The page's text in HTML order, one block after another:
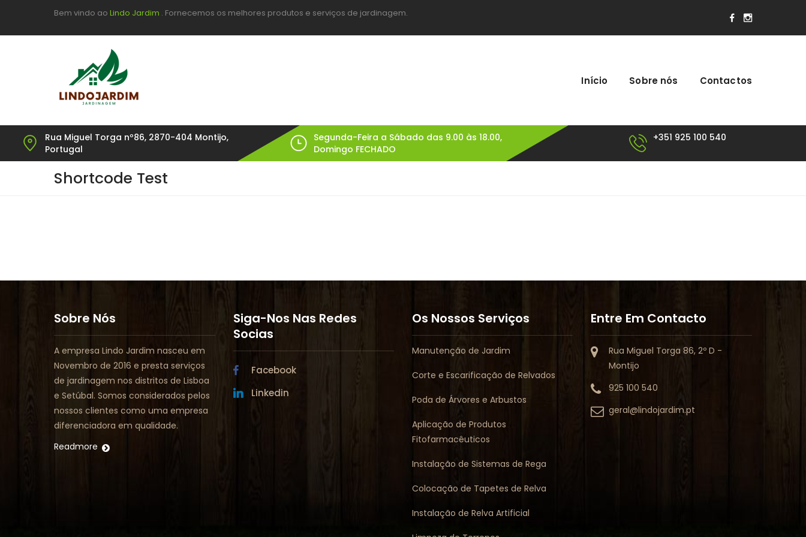
Bem vindo ao Lindo Jardim . Fornecemos os melhores produtos e serviços de jardinagem.
Início Sobre nós Contactos
Rua Miguel Torga nº86, 2870-404 Montijo,
Portugal
Segunda-Feira a Sábado das 9.00 às 18.00,
Domingo FECHADO
+351 925 100 540
Shortcode Test
Sobre Nós
A empresa Lindo Jardim nasceu em
Novembro de 2016 e presta serviços
de jardinagem nos distritos de Lisboa
e Setúbal. Somos considerados pelos
nossos clientes como uma empresa
diferenciadora em qualidade.
Readmore
Siga-Nos Nas Redes
Socias
Facebook
Linkedin
Os Nossos Serviços
Manutenção de Jardim
Corte e Escarificação de Relvados
Poda de Árvores e Arbustos
Aplicação de Produtos
Fitofarmacêuticos
Instalação de Sistemas de Rega
Colocação de Tapetes de Relva
Instalação de Relva Artificial
Entre Em Contacto
Rua Miguel Torga 86, 2º D -
Montijo
925 100 540
geral@lindojardim.pt